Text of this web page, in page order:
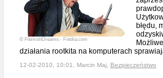
© FlemishDreams - Fotolia.com
błędu,
działania rootkita na komputerach
12-02-2010, 10:01, Marcin Maj, Bezpieczeństwo